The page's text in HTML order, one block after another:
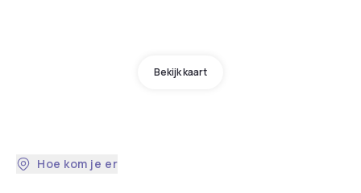
Bekijk kaart
Hoe kom je er